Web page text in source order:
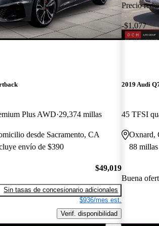
Plus AWD 29,374 millas
desde Sacramento, CA
envío de $390
$49,019
Sin tasas de concesionario adicionales
$936/mes est.
Verif. disponibilidad
Precio
-$1,077
2019 Audi
45 TFSI
Oxnard,
88 millas
Buena